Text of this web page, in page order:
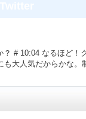
# 10:04 なるほど！
大人気だからかな。